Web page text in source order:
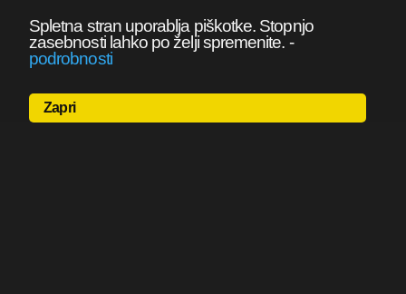
Spletna stran uporablja piškotke. Stopnjo
zasebnosti lahko po želji spremenite. -
podrobnosti
Zapri